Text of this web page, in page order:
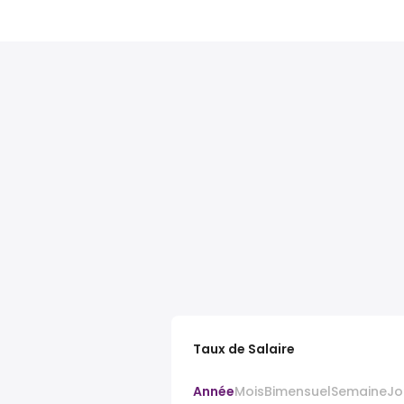
Taux de Salaire
AnnéeMoisBimensuelSemaine